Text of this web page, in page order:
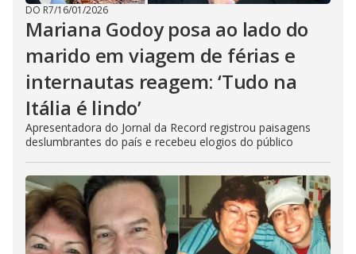
DO R7/16/01/2026
Mariana Godoy posa ao lado do
marido em viagem de férias e
internautas reagem: ‘Tudo na
Itália é lindo’
Apresentadora do Jornal da Record registrou paisagens
deslumbrantes do país e recebeu elogios do público